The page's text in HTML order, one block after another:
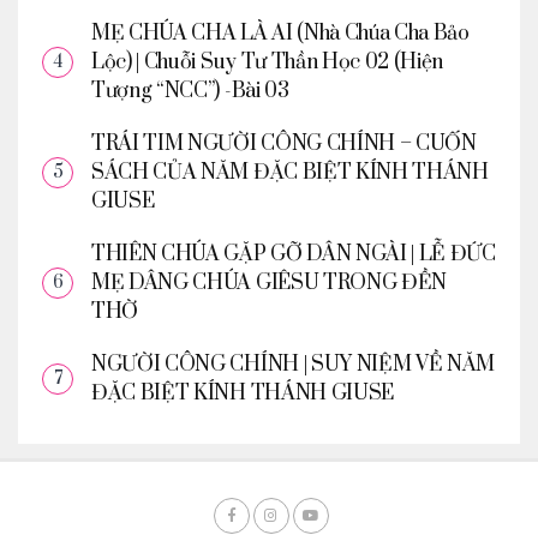
MẸ CHÚA CHA LÀ AI (Nhà Chúa Cha Bảo
Lộc) | Chuỗi Suy Tư Thần Học 02 (Hiện
Tượng “NCC”) -Bài 03
TRÁI TIM NGƯỜI CÔNG CHÍNH – CUỐN
SÁCH CỦA NĂM ĐẶC BIỆT KÍNH THÁNH
GIUSE
THIÊN CHÚA GẶP GỠ DÂN NGÀI | LỄ ĐỨC
MẸ DÂNG CHÚA GIÊSU TRONG ĐỀN
THỜ
NGƯỜI CÔNG CHÍNH | SUY NIỆM VỀ NĂM
ĐẶC BIỆT KÍNH THÁNH GIUSE